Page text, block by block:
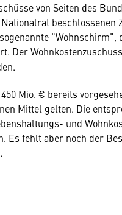
von Seiten des
beschlossenen
"Wohnschirm",
Der
Mio. € bereits
Mittel gelten. Die
und
Es fehlt aber noch der